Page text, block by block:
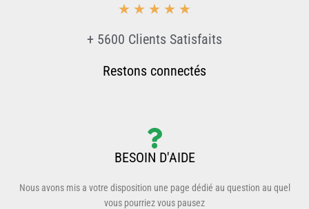
☆ ☆ ☆ ☆ ☆
+ 5600 Clients Satisfaits
Restons connectés
BESOIN D'AIDE
Nous avons mis a votre disposition une page dédié au question au quel
vous pourriez vous pausez